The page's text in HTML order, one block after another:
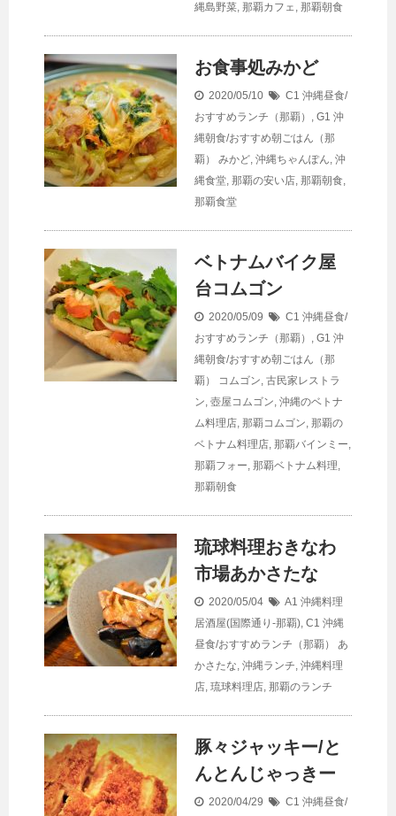
縄島野菜, 那覇カフェ, 那覇朝食
お食事処みかど
2020/05/10
C1 沖縄昼食/
おすすめランチ（那覇） , G1 沖
縄朝食/おすすめ朝ごはん（那
覇）
みかど, 沖縄ちゃんぽん, 沖
縄食堂, 那覇の安い店, 那覇朝食,
那覇食堂
ベトナムバイク屋
台コムゴン
2020/05/09
C1 沖縄昼食/
おすすめランチ（那覇） , G1 沖
縄朝食/おすすめ朝ごはん（那
覇）
コムゴン, 古民家レストラ
ン, 壺屋コムゴン, 沖縄のベトナ
ム料理店, 那覇コムゴン, 那覇の
ベトナム料理店, 那覇バインミー,
那覇フォー, 那覇ベトナム料理,
那覇朝食
琉球料理おきなわ
市場あかさたな
2020/05/04
A1 沖縄料理
居酒屋(国際通り-那覇), C1 沖縄
昼食/おすすめランチ（那覇）
あ
かさたな, 沖縄ランチ, 沖縄料理
店, 琉球料理店, 那覇のランチ
豚々ジャッキー/と
んとんじゃっきー
2020/04/29
C1 沖縄昼食/